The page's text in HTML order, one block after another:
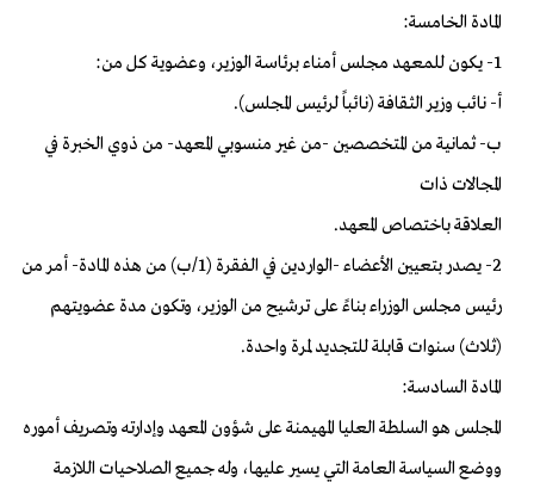
المادة الخامسة:
1- يكون للمعهد مجلس أمناء برئاسة الوزير، وعضوية كل من:
أ- نائب وزير الثقافة (نائباً لرئيس المجلس).
ب- ثمانية من المتخصصين -من غير منسوبي المعهد- من ذوي الخبرة في
المجالات ذات
العلاقة باختصاص المعهد.
2- يصدر بتعيين الأعضاء -الواردين في الفقرة (1/ب) من هذه المادة- أمر من
رئيس مجلس الوزراء بناءً على ترشيح من الوزير، وتكون مدة عضويتهم
(ثلاث) سنوات قابلة للتجديد لمرة واحدة.
المادة السادسة:
المجلس هو السلطة العليا المهيمنة على شؤون المعهد وإدارته وتصريف أموره
ووضع السياسة العامة التي يسير عليها، وله جميع الصلاحيات اللازمة